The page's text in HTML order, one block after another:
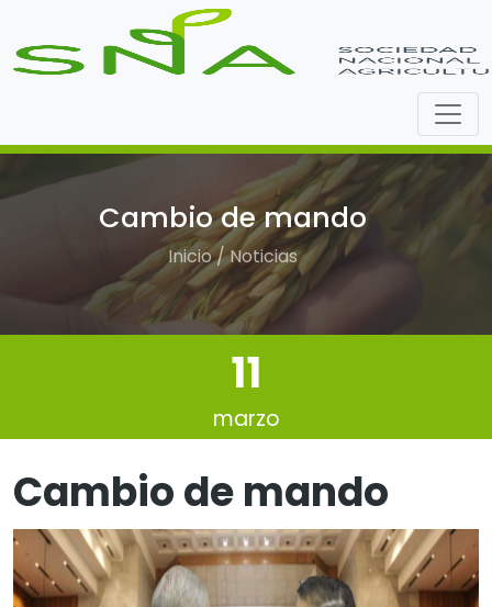
Cambio de mando
Inicio / Noticias
11
marzo
Cambio de mando